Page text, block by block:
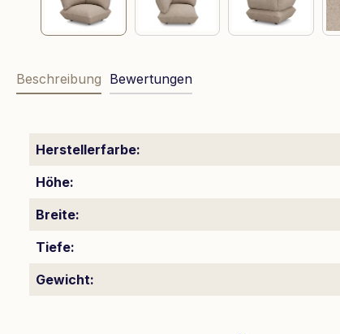
Beschreibung Bewertungen
Herstellerfarbe:
Höhe:
Breite:
Tiefe:
Gewicht: